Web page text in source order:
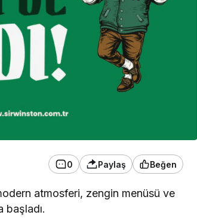
0 Paylaş Beğen
atmosferi, zengin menüsü ve
başladı.